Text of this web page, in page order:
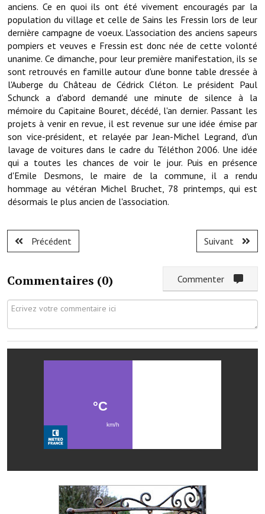
Le personnel municipal
Les moyens financiers
Note de synthèse financière
Rapport d'orientation budgétaire
Actions et projets
Projets et travaux en cours
Procès verbaux des conseils municipaux
Communication
Le bulletin municipal : Fressinfo & Le Fressinois
Toutes les publications
Le village dans l'intercommunalité
Communauté de communes
Autres groupements
L'association des maires
Services publics intercommunaux
Affaires scolaires, CCAS
Eaux, assainissement
anciens. Ce en quoi ils ont été vivement encouragés par la
population du village et celle de Sains les Fressin lors de leur
dernière campagne de voeux. L'association des anciens sapeurs
pompiers et veuves e Fressin est donc née de cette volonté
unanime. Ce dimanche, pour leur première manifestation, ils se
sont retrouvés en famille autour d'une bonne table dressée à
l'Auberge du Château de Cédrick Cléton. Le président Paul
Schunck a d'abord demandé une minute de silence à la
mémoire du Capitaine Bouret, décédé, l'an dernier. Passant les
projets à venir en revue, il est revenue sur une idée émise par
son vice-président, et relayée par Jean-Michel Legrand, d'un
lavage de voitures dans le cadre du Téléthon 2006. Une idée
qui a toutes les chances de voir le jour. Puis en présence
d'Emile Desmons, le maire de la commune, il a rendu
hommage au vétéran Michel Bruchet, 78 printemps, qui est
désormais le plus ancien de l'association.
Précédent Suivant
Commentaires (0)